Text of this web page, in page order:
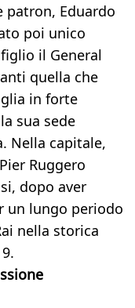
patron, Eduardo
poi unico
il General
quella che
in forte
sua sede
Nella capitale,
Ruggero
dopo aver
un lungo periodo
nella storica